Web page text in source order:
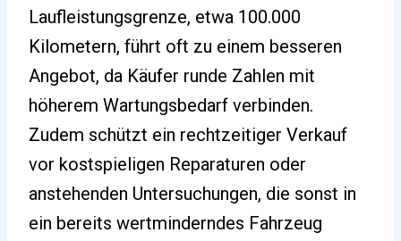
Laufleistungsgrenze, etwa 100.000
Kilometern, führt oft zu einem besseren
Angebot, da Käufer runde Zahlen mit
höherem Wartungsbedarf verbinden.
Zudem schützt ein rechtzeitiger Verkauf
vor kostspieligen Reparaturen oder
anstehenden Untersuchungen, die sonst in
ein bereits wertminderndes Fahrzeug